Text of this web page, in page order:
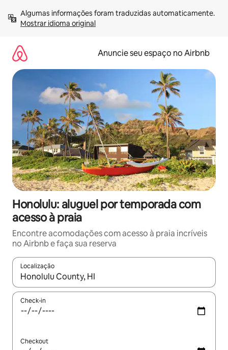
para
Mostrar idioma original
Anuncie seu espaço no Airbnb
Honolulu: aluguel por temporada com
acesso à praia
Encontre acomodações com acesso à praia incríveis
no Airbnb e faça sua reserva
Localização
Quando os resultados estiverem disponíveis, explore-os
Check-in
Checkout